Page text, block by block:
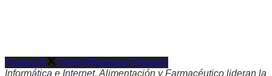
Facebook TwitterWhatsappTelegram
Informática e Internet, Alimentación y Farmacéutico lideran la